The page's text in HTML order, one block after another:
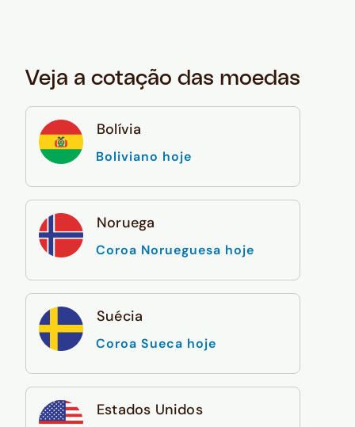
Veja a cotação das moedas
Bolívia
Boliviano hoje
Noruega
Coroa Norueguesa hoje
Suécia
Coroa Sueca hoje
Estados Unidos